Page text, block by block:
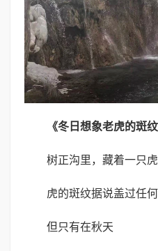
《冬日想象老虎的斑纹
树正沟里，藏着一只虎
虎的斑纹据说盖过任
但只有在秋天